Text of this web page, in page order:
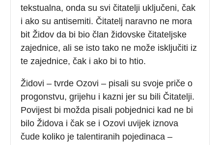
tekstualna, onda su svi čitatelji uključeni, čak
i ako su antisemiti. Čitatelj naravno ne mora
bit Židov da bi bio član židovske čitateljske
zajednice, ali se isto tako ne može isključiti iz
te zajednice, čak i ako bi to htio.
Židovi – tvrde Ozovi – pisali su svoje priče o
progonstvu, grijehu i kazni jer su bili Čitatelji.
Povijest bi možda pisali pobjednici kad ne bi
bilo Židova i čak se i Ozovi uvijek iznova
čude koliko je talentiranih pojedinaca –